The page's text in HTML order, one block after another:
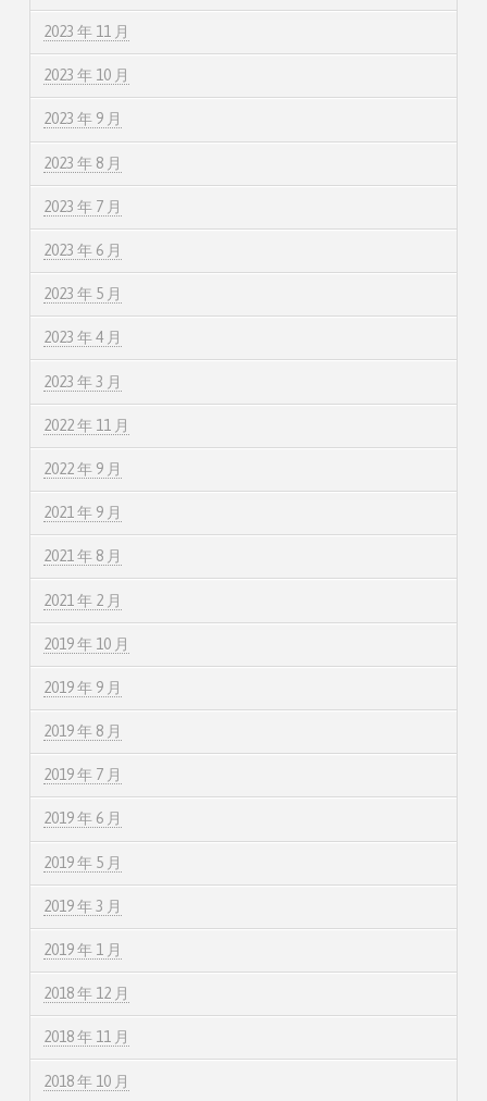
2023 年 11 月
2023 年 10 月
2023 年 9 月
2023 年 8 月
2023 年 7 月
2023 年 6 月
2023 年 5 月
2023 年 4 月
2023 年 3 月
2022 年 11 月
2022 年 9 月
2021 年 9 月
2021 年 8 月
2021 年 2 月
2019 年 10 月
2019 年 9 月
2019 年 8 月
2019 年 7 月
2019 年 6 月
2019 年 5 月
2019 年 3 月
2019 年 1 月
2018 年 12 月
2018 年 11 月
2018 年 10 月